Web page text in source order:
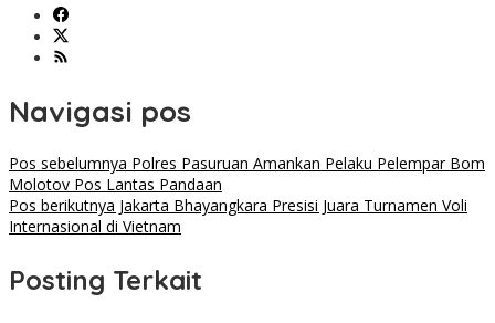
Navigasi pos
Pos sebelumnya Polres Pasuruan Amankan Pelaku Pelempar Bom
Molotov Pos Lantas Pandaan
Pos berikutnya Jakarta Bhayangkara Presisi Juara Turnamen Voli
Internasional di Vietnam
Posting Terkait